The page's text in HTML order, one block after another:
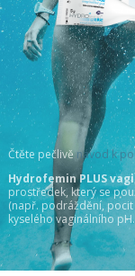
Čtěte pečlivěnávod k
Hydrofemin PLUS
prostředek, který se
(např. podráždění,
kyselého vaginálního